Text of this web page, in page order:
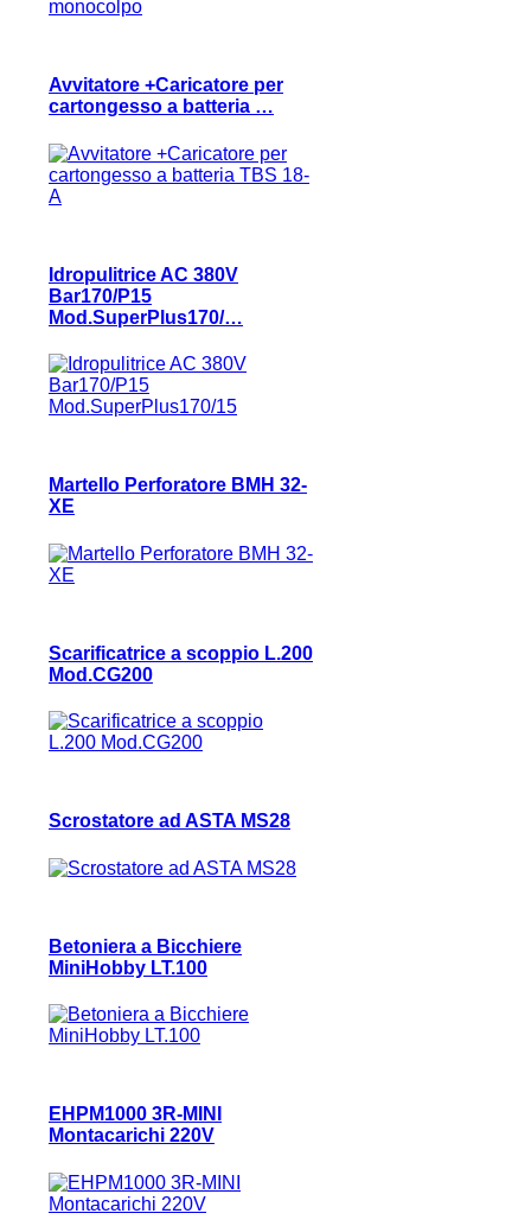
Avvitatore +Caricatore per
cartongesso a batteria …
Idropulitrice AC 380V
Bar170/P15
Mod.SuperPlus170/…
Martello Perforatore BMH 32-
XE
Scarificatrice a scoppio L.200
Mod.CG200
Scrostatore ad ASTA MS28
Betoniera a Bicchiere
MiniHobby LT.100
EHPM1000 3R-MINI
Montacarichi 220V